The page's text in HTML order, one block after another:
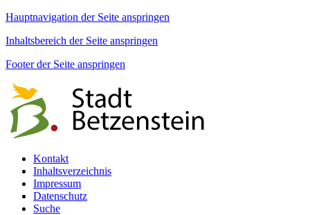
Hauptnavigation der Seite anspringen
Inhaltsbereich der Seite anspringen
Footer der Seite anspringen
Kontakt
Inhaltsverzeichnis
Impressum
Datenschutz
Suche